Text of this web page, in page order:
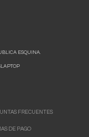
ESQUINA.
FRECUENTES
DE PAGO